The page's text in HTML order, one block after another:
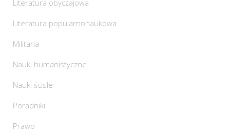
Literatura obyczajowa
Literatura popularnonaukowa
Militaria
Nauki humanistyczne
Nauki ścisłe
Poradniki
Prawo